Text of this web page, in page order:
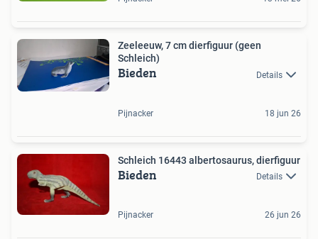
Zeeleeuw, 7 cm dierfiguur (geen
Schleich)
Bieden Details
Pijnacker 18 jun 26
Schleich 16443 albertosaurus, dierfiguur
Bieden Details
Pijnacker 26 jun 26